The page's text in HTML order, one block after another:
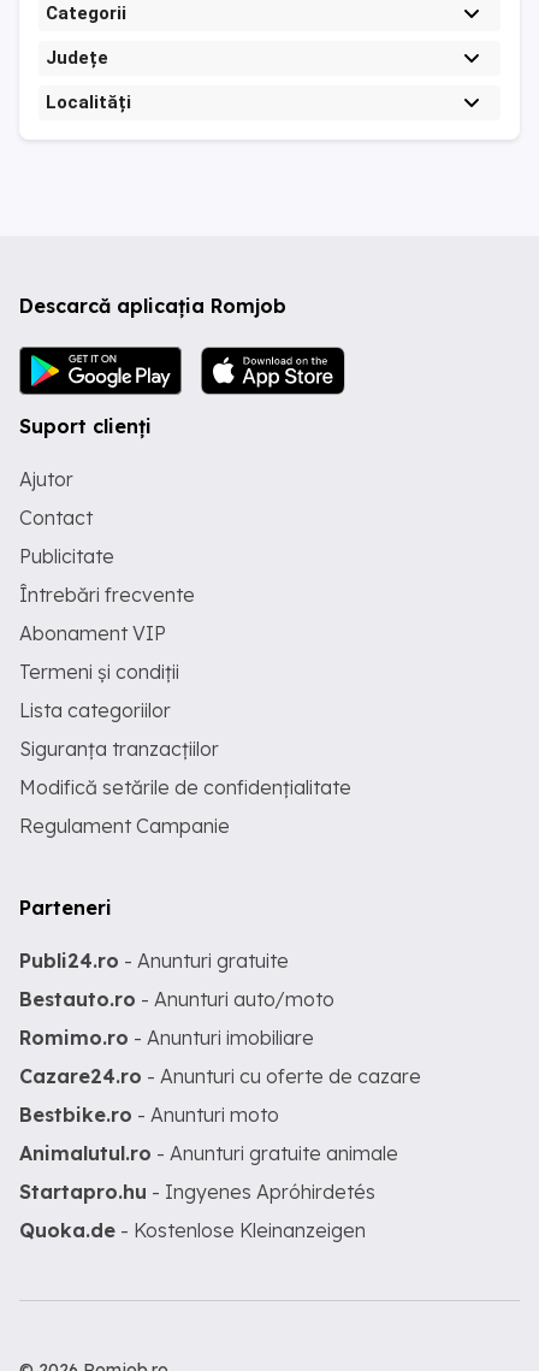
Categorii
Județe
Localități
Descarcă aplicația Romjob
Suport clienți
Ajutor
Contact
Publicitate
Întrebări frecvente
Abonament VIP
Termeni și condiții
Lista categoriilor
Siguranța tranzacțiilor
Modifică setările de confidențialitate
Regulament Campanie
Parteneri
Publi24.ro - Anunturi gratuite
Bestauto.ro - Anunturi auto/moto
Romimo.ro - Anunturi imobiliare
Cazare24.ro - Anunturi cu oferte de cazare
Bestbike.ro - Anunturi moto
Animalutul.ro - Anunturi gratuite animale
Startapro.hu - Ingyenes Apróhirdetés
Quoka.de - Kostenlose Kleinanzeigen